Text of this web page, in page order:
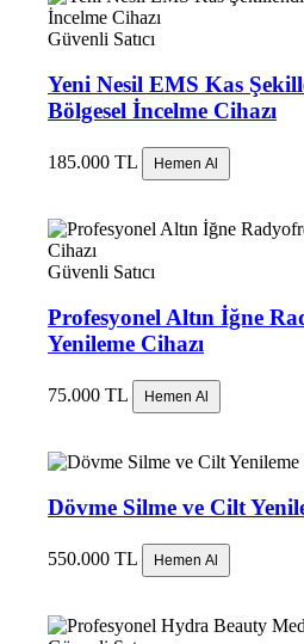
Güvenli Satıcı
Yeni Nesil EMS Kas
Bölgesel İncelme Cihazı
185.000 TL Hemen Al
Güvenli Satıcı
Profesyonel Altın İğne
Yenileme Cihazı
75.000 TL Hemen Al
Dövme Silme ve Cilt
550.000 TL Hemen Al